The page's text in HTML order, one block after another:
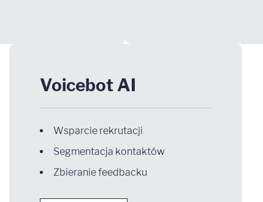
Voicebot AI
Wsparcie rekrutacji
Segmentacja kontaktów
Zbieranie feedbacku